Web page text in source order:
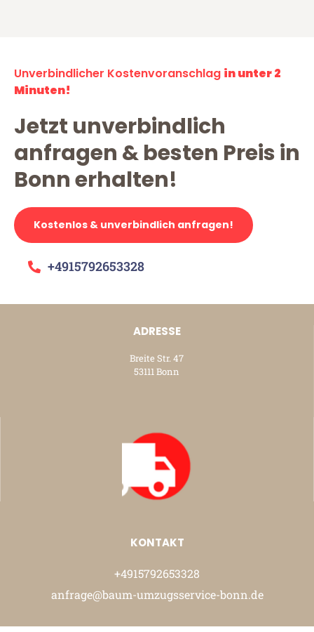
Unverbindlicher Kostenvoranschlag in unter 2
Minuten!
Jetzt unverbindlich
anfragen & besten Preis in
Bonn erhalten!
Kostenlos & unverbindlich anfragen!
+4915792653328
ADRESSE
Breite Str. 47
53111 Bonn
KONTAKT
+4915792653328
anfrage@baum-umzugsservice-bonn.de